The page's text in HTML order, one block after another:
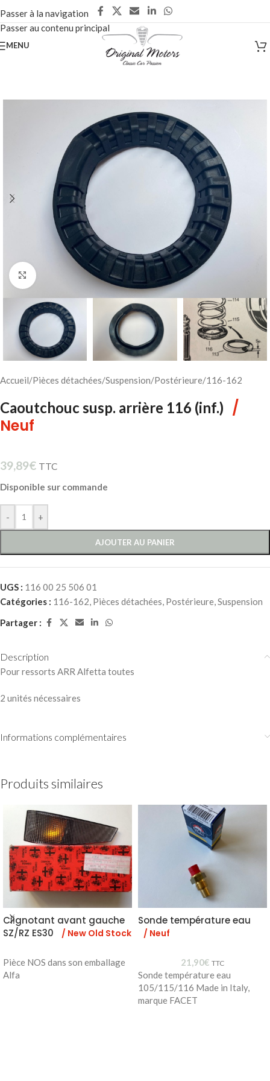
Passer à la navigation
Passer au contenu principal
MENU
Cliquez pour agrandir
Accueil/Pièces détachées/Suspension/Postérieure/116-162
Caoutchouc susp. arrière 116 (inf.) /
Neuf
39,89€ TTC
Disponible sur commande
- +
AJOUTER AU PANIER
UGS : 116 00 25 506 01
Catégories : 116-162, Pièces détachées, Postérieure,Suspension
Partager :
Description
Pour ressorts ARR Alfetta toutes
2 unités nécessaires
Informations complémentaires
Produits similaires
Clignotant avant gauche
SZ/RZ ES30
/ New Old Stock
Pièce NOS dans son emballage
Alfa
Sonde température eau
/ Neuf
21,90€ TTC
Sonde température eau
105/115/116 Made in Italy,
marque FACET